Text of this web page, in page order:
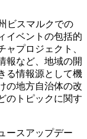
ビスマルクでの
イベントの包括的
プロジェクト、
報など、地域の開
る情報源として機
の地方自治体の改
のトピックに関す
ースアップデー